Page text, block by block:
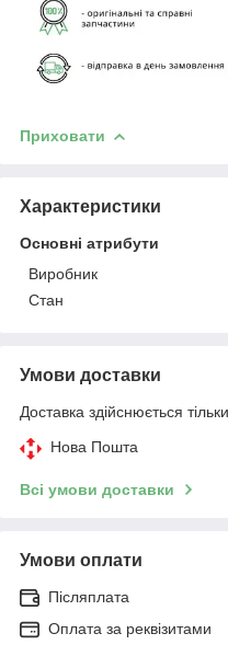
Приховати
Характеристики
Основні атрибути
Виробник
Стан
Умови доставки
Доставка здійснюється
Нова Пошта
Всі умови доставки
Умови оплати
Післяплата
Оплата за реквізитами